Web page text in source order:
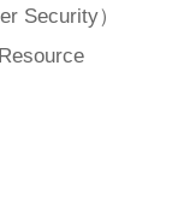
Security）